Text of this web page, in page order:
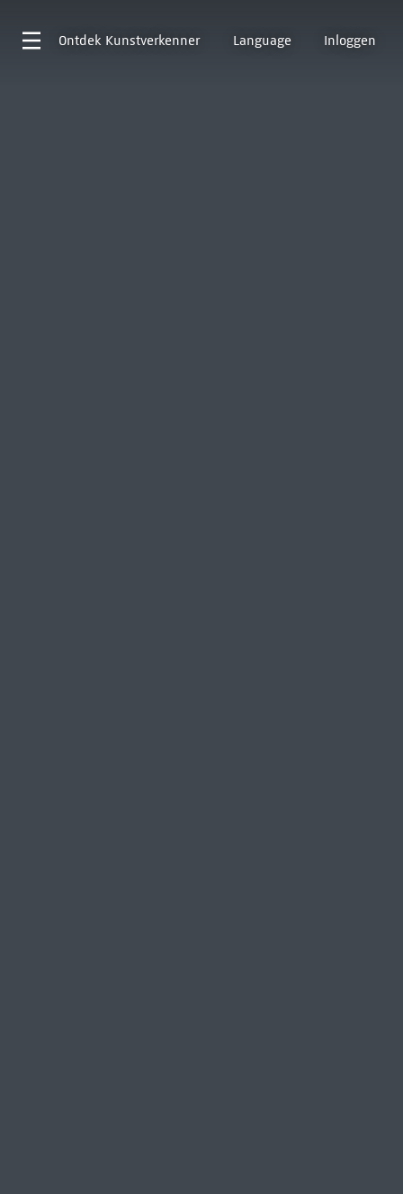
Ontdek Kunstverkenner Language Inloggen